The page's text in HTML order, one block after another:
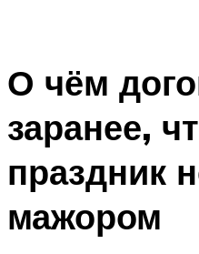
О чём
заранее,
праздник
мажором